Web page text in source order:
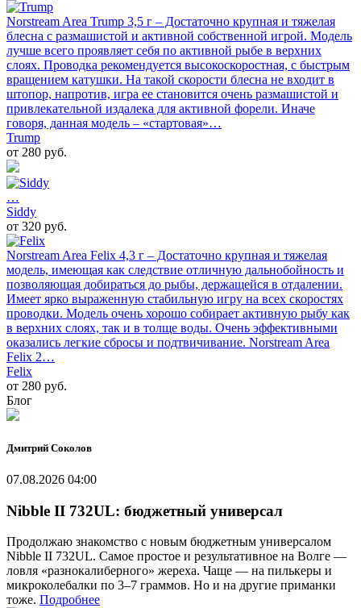
Norstream Area Trump 3,5 г – Достаточно крупная и тяжелая
блесна с размашистой и активной собственной игрой. Модель
лучше всего проявляет себя по активной рыбе в верхних
слоях. Проводка рекомендуется высокоскоростная, с быстрым
вращением катушки. На такой скорости блесна не входит в
штопор, напротив, игра ее становится очень размашистой и
привлекательной издалека для активной форели. Иначе
говоря, данная модель – «стартовая»…
Trump
от 280 руб.
…
Siddy
от 320 руб.
Norstream Area Felix 4,3 г – Достаточно крупная и тяжелая
модель, имеющая как следствие отличную дальнобойность и
позволяющая добираться до рыбы, держащейся в отдалении.
Имеет ярко выраженную стабильную игру на всех скоростях
проводки. Модель очень хорошо собирает активную рыбу как
в верхних слоях, так и в толще воды. Очень эффективными
оказались легкие сбросы и подтвичивание. Norstream Area
Felix 2…
Felix
от 280 руб.
Блог
Дмитрий Соколов
07.08.2026 04:00
Nibble II 732UL: бюджетный универсал
Продолжаю знакомство с новым бюджетным универсалом
Nibble II 732UL. Самое простое и результативное на Волге —
ловля «разнокалиберного» жереха. Чаще — на пилькеры и
микроколебалки по 3–7 граммов. Но и на другие приманки
тоже. Подробнее